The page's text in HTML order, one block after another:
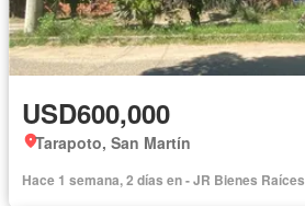
USD600,000
Tarapoto, San Martín
Hace 1 semana, 2 días en - JR Bienes Raíces